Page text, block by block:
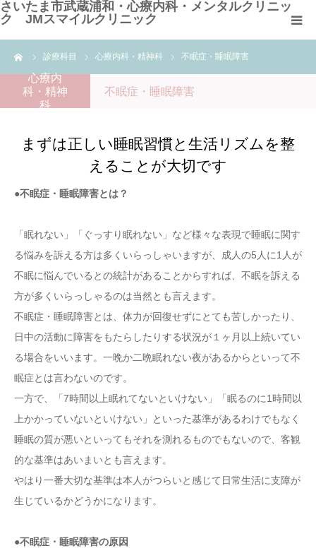
さいたま市武蔵浦和・心療内科・メンタルクリニッ
ク JMスマイルクリニック
診療科目 心療内科・精神科 不眠症・睡眠障害
心療内
科・精神
科
不眠症・睡眠障害
まずは正しい睡眠習慣と生活リズムを整
えることが大切です
●不眠症・睡眠障害とは？
「眠れない」「ぐっすり眠れない」など様々な表現で睡眠に関す
る悩みを訴える方は多くいらっしゃいますが、成人の5人に1人が
不眠に悩んでいるとの統計があることからすれば、不眠を訴える
方が多くいらっしゃるのは当然とも言えます。
不眠症・睡眠障害とは、体力が回復せずにとても苦しかったり、
日中の活動に障害をもたらしたりする状況が１ヶ月以上続いてい
る場合をいいます。一晩か二晩眠れない夜があるからといって不
眠症とは言わないのです。
一方で、「7時間以上眠れてないといけない」「眠るのに1時間以
上かかっていないといけない」といった基準があるわけでもなく
睡眠の質が悪いといってもそれを測れるものでもないので、客観
的な基準はあいまいとも言えます。
やはり一番大切な基準は本人がつらいと感じて日常生活に支障が
生じているかどうかになります。
●不眠症・睡眠障害の原因
HOME
クリニック紹介
診療科目